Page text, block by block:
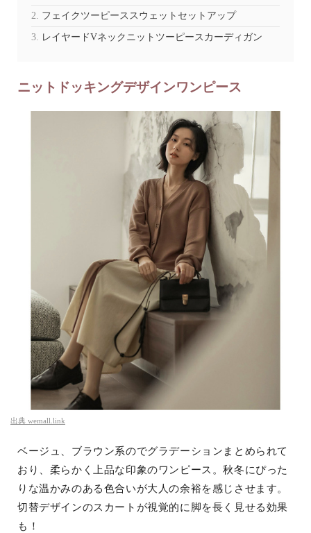
フェイクツーピーススウェットセットアップ
レイヤードVネックニットツーピースカーディガン
ニットドッキングデザインワンピース
出典 wemall.link
ベージュ、ブラウン系のでグラデーションまとめられて
おり、柔らかく上品な印象のワンピース。秋冬にぴった
りな温かみのある色合いが大人の余裕を感じさせます。
切替デザインのスカートが視覚的に脚を長く見せる効果
も！